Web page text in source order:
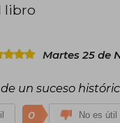
libro
Martes 25 de
un suceso
0 No es útil